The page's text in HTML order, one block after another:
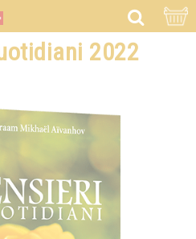
2022